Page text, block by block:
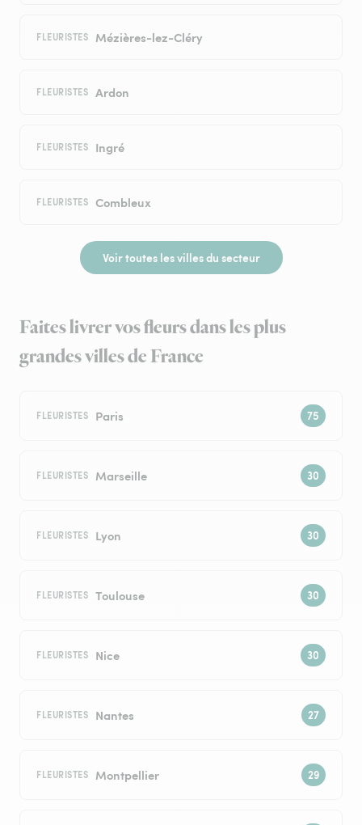
FLEURISTES Mézières-lez-Cléry
FLEURISTES Ardon
FLEURISTES Ingré
FLEURISTES Combleux
Voir toutes les villes du secteur
Faites livrer vos fleurs dans les plus
grandes villes de France
FLEURISTES Paris
FLEURISTES Marseille
FLEURISTES Lyon
FLEURISTES Toulouse
FLEURISTES Nice
FLEURISTES Nantes
FLEURISTES Montpellier